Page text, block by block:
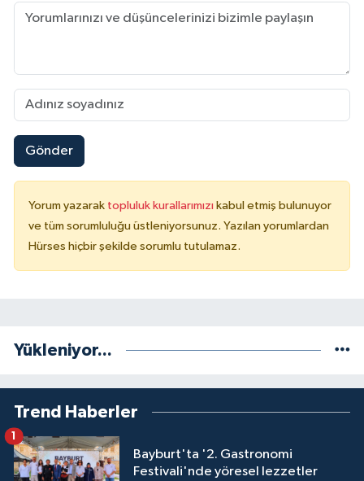
Gönder
Yorum yazarak topluluk kurallarımızı kabul etmiş bulunuyor
ve tüm sorumluluğu üstleniyorsunuz. Yazılan yorumlardan
Hürses hiçbir şekilde sorumlu tutulamaz.
Yükleniyor...
Trend Haberler
Bayburt'ta '2. Gastronomi
Festivali'nde yöresel lezzetler
1